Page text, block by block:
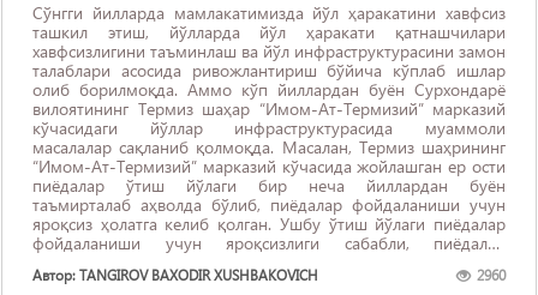
Сўнгги йилларда мамлакатимизда йўл ҳаракатини хавфсиз
ташкил этиш, йўлларда йўл ҳаракати қатнашчилари
хавфсизлигини таъминлаш ва йўл инфраструктурасини замон
талаблари асосида ривожлантириш бўйича кўплаб ишлар
олиб борилмоқда. Аммо кўп йиллардан буён Сурхондарё
вилоятининг Термиз шаҳар “Имом-Ат-Термизий” марказий
кўчасидаги йўллар инфраструктурасида муаммоли
масалалар сақланиб қолмоқда. Масалан, Термиз шаҳрининг
“Имом-Ат-Термизий” марказий кўчасида жойлашган ер ости
пиёдалар ўтиш йўлаги бир неча йиллардан буён
таъмирталаб аҳволда бўлиб, пиёдалар фойдаланиши учун
яроқсиз ҳолатга келиб қолган. Ушбу ўтиш йўлаги пиёдалар
фойдаланиши учун яроқсизлиги сабабли, пиёдалар
бунинг натижасида йўл ҳаракатининг ҳар ...
Автор: TANGIROV BAXODIR XUSHBAKOVICH 2960